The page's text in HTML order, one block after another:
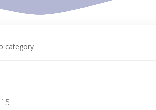
category